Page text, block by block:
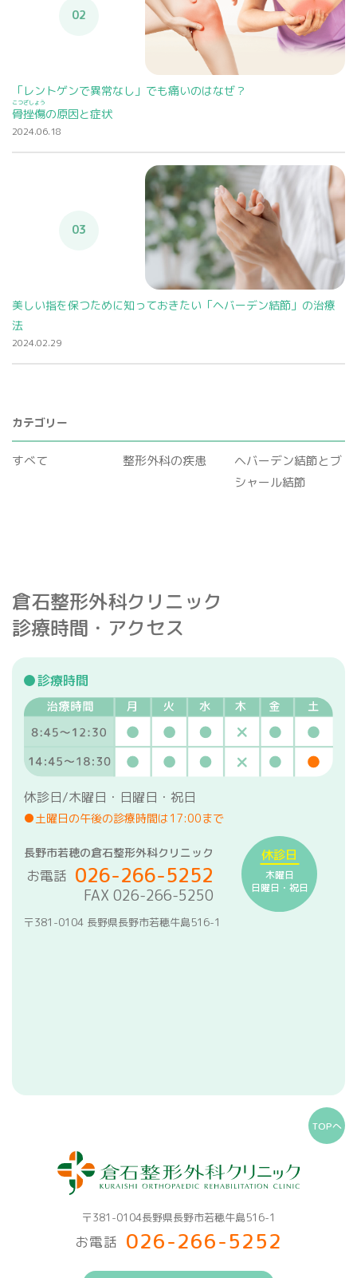
02
「レントゲンで異常なし」でも痛いのはなぜ？
骨挫傷
こつざしょう
の原因と症状
2024.06.18
03
美しい指を保つために知っておきたい「ヘバーデン結節」の治療
法
2024.02.29
カテゴリー
すべて 整形外科の疾患
ヘバーデン結節とブ
シャール結節
倉石整形外科クリニック
診療時間・アクセス
診療時間
休診日/木曜日・日曜日・祝日
●土曜日の午後の診療時間は17:00まで
長野市若穂の倉石整形外科クリニック
お電話 026-266-5252
FAX 026-266-5250
〒381-0104 長野県長野市若穂牛島516-1
休診日
木曜日
日曜日・祝日
TOPへ
〒381-0104長野県長野市若穂牛島516-1
お電話 026-266-5252